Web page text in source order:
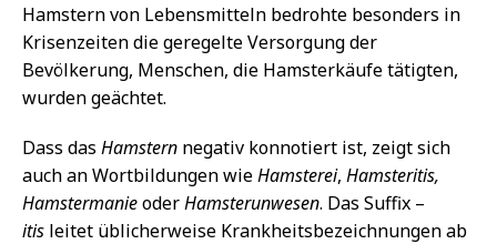
Hamstern von Lebensmitteln bedrohte besonders in
Krisenzeiten die geregelte Versorgung der
Bevölkerung, Menschen, die Hamsterkäufe tätigten,
wurden geächtet.
Dass das Hamstern negativ konnotiert ist, zeigt sich
auch an Wortbildungen wieHamsterei, Hamsteritis,
HamstermanieoderHamsterunwesen. Das Suffix –
itis leitet üblicherweise Krankheitsbezeichnungen ab